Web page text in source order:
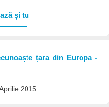
și tu
țara din Europa -
2015